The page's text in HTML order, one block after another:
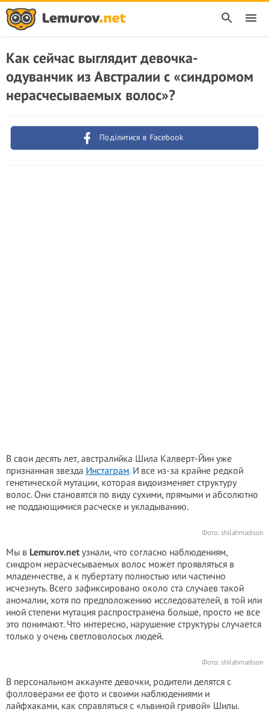
Как сейчас выглядит девочка-
одуванчик из Австралии с «синдромом
нерасчесываемых волос»?
Поділитися в Facebook
В свои десять лет, австралийка Шила Калверт-Йин уже
признанная звезда Инстаграм. И все из-за крайне редкой
генетической мутации, которая видоизменяет структуру
волос. Они становятся по виду сухими, прямыми и абсолютно
не поддающимися расческе и укладыванию.
Фото: shilahmadison
Мы в Lemurov.netузнали, что согласно наблюдениям,
синдром нерасчесываемых волос может проявляться в
младенчестве, а к пубертату полностью или частично
исчезнуть. Всего зафиксировано около ста случаев такой
аномалии, хотя по предположению исследователей, в той или
иной степени мутация распространена больше, просто не все
это понимают. Что интересно, нарушение структуры случается
только у очень светловолосых людей.
Фото: shilahmadison
В персональном аккаунте девочки, родители делятся с
фолловерами ее фото и своими наблюдениями и
лайфхаками, как справляться с «львиной гривой» Шилы.